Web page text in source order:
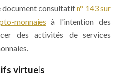
document consultatifn° 143 sur
monnaies à l'intention des
des activités de services
virtuels